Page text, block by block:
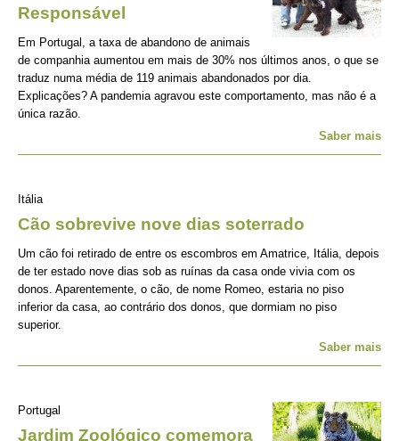
Responsável
Em Portugal, a taxa de abandono de animais
de companhia aumentou em mais de 30% nos últimos anos, o que se
traduz numa média de 119 animais abandonados por dia.
Explicações? A pandemia agravou este comportamento, mas não é a
única razão.
Saber mais
Itália
Cão sobrevive nove dias soterrado
Um cão foi retirado de entre os escombros em Amatrice, Itália, depois
de ter estado nove dias sob as ruínas da casa onde vivia com os
donos. Aparentemente, o cão, de nome Romeo, estaria no piso
inferior da casa, ao contrário dos donos, que dormiam no piso
superior.
Saber mais
Portugal
Jardim Zoológico comemora